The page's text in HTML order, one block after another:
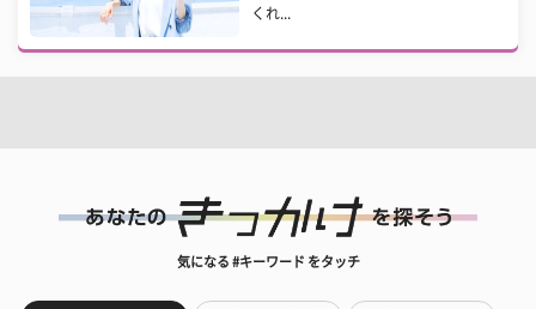
くれ...
気になる #キーワード をタッチ